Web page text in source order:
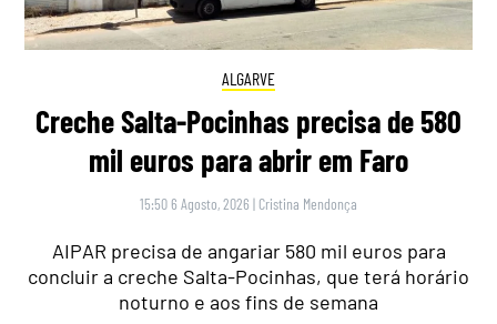
ALGARVE
Creche Salta-Pocinhas precisa de 580
mil euros para abrir em Faro
15:50 6 Agosto, 2026 | Cristina Mendonça
AIPAR precisa de angariar 580 mil euros para
concluir a creche Salta-Pocinhas, que terá horário
noturno e aos fins de semana